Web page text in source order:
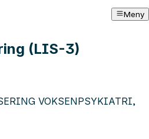
Meny
(LIS-3)
VOKSENPSYKIATRI,